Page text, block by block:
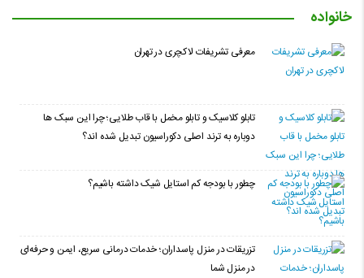
خانواده
معرفی تشریفات لاکچری در تهران
تابلو کلاسیک و تابلو مخمل با قاب طلایی؛ چرا این سبک ها
دوباره به ترند اصلی دکوراسیون تبدیل شده اند؟
چطور با بودجه کم استایل شیک داشته باشیم؟
تزریقات در منزل پاسداران؛ خدمات درمانی سریع، ایمن و حرفه‌ای
در منزل شما